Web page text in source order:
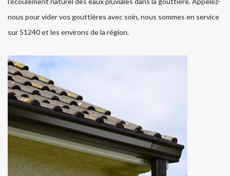
nous pour vider vos gouttières avec soin, nous sommes en service
sur 51240 et les environs de la région.